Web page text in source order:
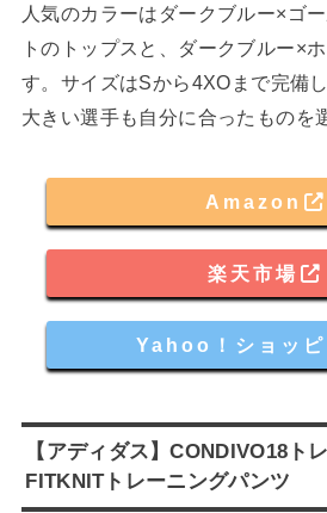
人気のカラーはダークブルー×ゴ
トのトップスと、ダークブルー×
す。サイズはSから4XOまで完備
大きい選手も自分に合ったものを
Amazon
楽天市場
Yahoo！ショッピ
【アディダス】CONDIVO18ト
FITKNITトレーニングパンツ